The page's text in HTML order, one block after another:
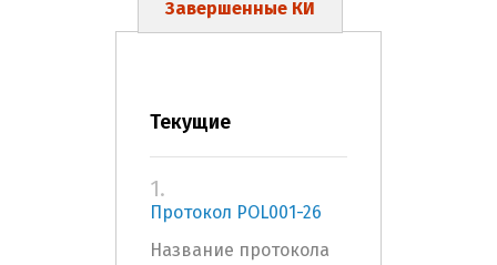
Завершенные КИ
Текущие
1.
Протокол POL001-26
Название протокола